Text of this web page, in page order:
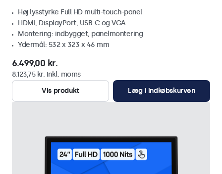
Høj lysstyrke Full HD multi-touch-panel
HDMI, DisplayPort, USB-C og VGA
Montering: indbygget, panelmontering
Ydermål: 532 x 323 x 46 mm
6.499,00 kr.
8.123,75 kr. inkl. moms
Vis produkt
Læg i indkøbskurven